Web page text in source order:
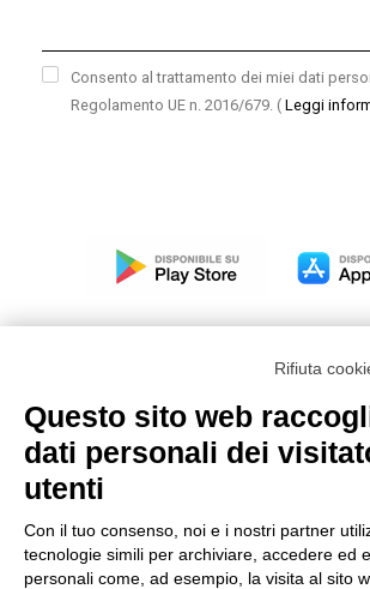
Consento al trattamento dei miei dati
Regolamento UE n. 2016/679. ( Leggi
Modello organizzativo, gestione e
231/2001
Condizioni generali di vendita DKC
Condizioni generali di
Rifiuta
Questo sito web
dati personali dei
utenti
Con il tuo consenso, noi e i nostri partner
tecnologie simili per archiviare, accedere ed
personali come, ad esempio, la visita al sito